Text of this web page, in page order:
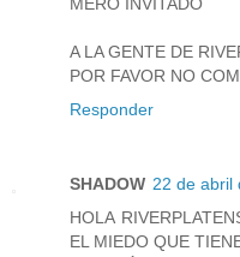
MERO INVITADO
A LA GENTE DE
POR FAVOR NO
Responder
SHADOW 22 de abril
HOLA
EL MIEDO QUE